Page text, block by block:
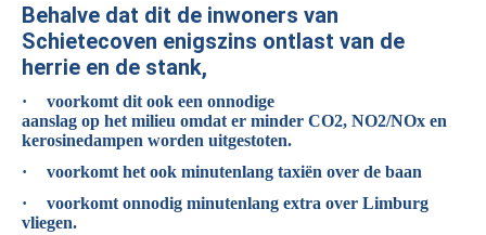
Behalve dat dit de inwoners van
Schietecoven enigszins ontlast van de
herrie en de stank,
·
voorkomt dit ook een onnodige
aanslag op het milieu omdat er minder CO2, NO2/NOx en
kerosinedampen worden uitgestoten.
·
voorkomt het ook minutenlang taxiën over de baan
·
voorkomt onnodig minutenlang extra over Limburg
vliegen.